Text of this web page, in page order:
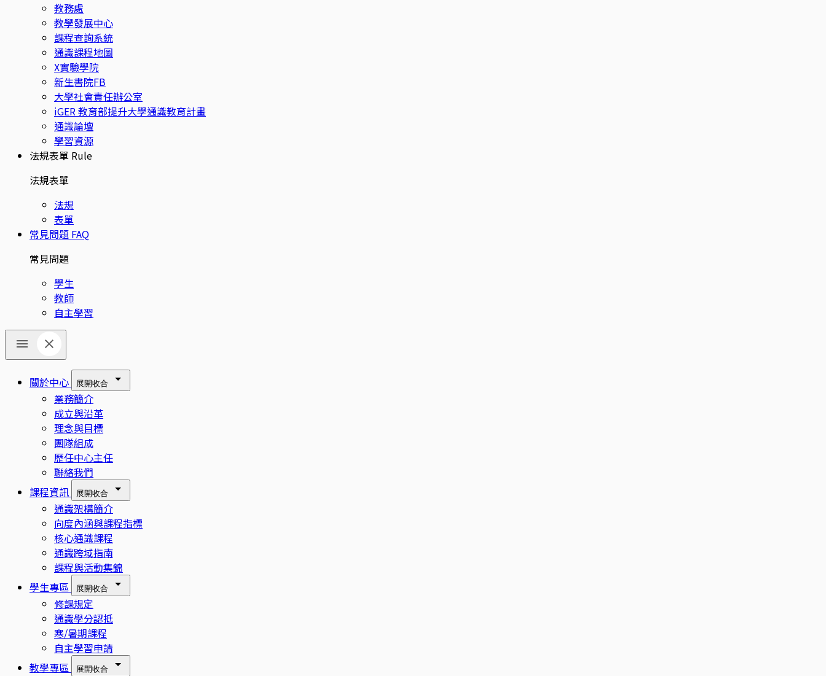
教務處
教學發展中心
課程查詢系統
通識課程地圖
X實驗學院
新生書院FB
大學社會責任辦公室
iGER 教育部提升大學通識教育計畫
通識論壇
學習資源
法規表單 Rule
法規表單
法規
表單
常見問題 FAQ
常見問題
學生
教師
自主學習
關於中心 展開收合
業務簡介
成立與沿革
理念與目標
團隊組成
歷任中心主任
聯絡我們
課程資訊
展開收合
通識架構簡介
向度內涵與課程指標
核心通識課程
通識跨域指南
課程與活動集錦
學生專區
展開收合
修課規定
通識學分認抵
寒/暑期課程
自主學習申請
教學專區
展開收合